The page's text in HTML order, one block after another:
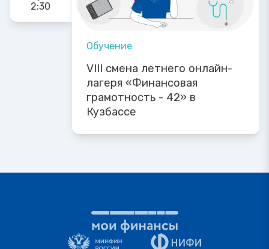
2:30
Обучение
VIII смена летнего онлайн-
лагеря «Финансовая
грамотность - 42» в
Кузбассе